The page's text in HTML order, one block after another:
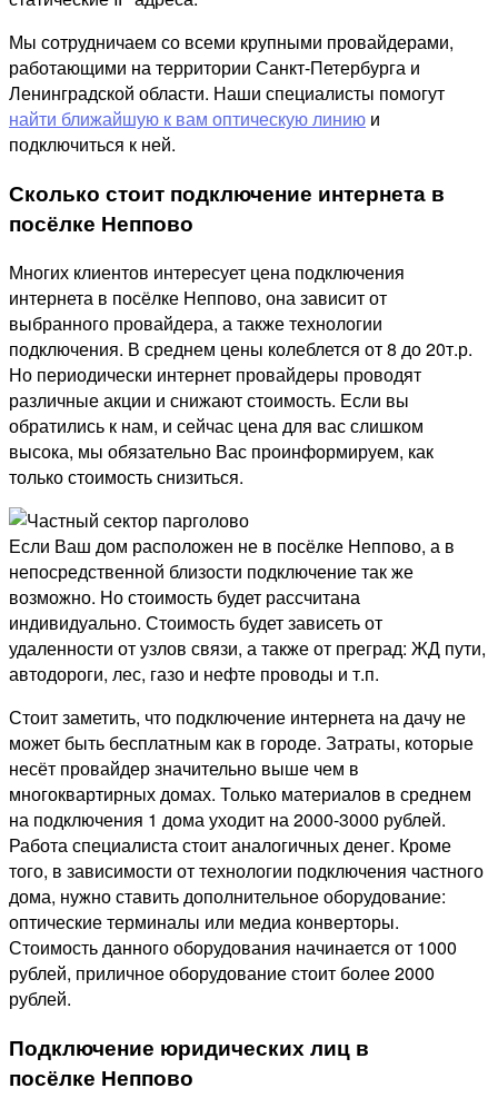
Мы сотрудничаем со всеми крупными провайдерами,
работающими на территории Санкт-Петербурга и
Ленинградской области. Наши специалисты помогут
найти ближайшую к вам оптическую линию и
подключиться к ней.
Сколько стоит подключение интернета в
посёлке Неппово
Многих клиентов интересует цена подключения
интернета в посёлке Неппово, она зависит от
выбранного провайдера, а также технологии
подключения. В среднем цены колеблется от 8 до 20т.р.
Но периодически интернет провайдеры проводят
различные акции и снижают стоимость. Если вы
обратились к нам, и сейчас цена для вас слишком
высока, мы обязательно Вас проинформируем, как
только стоимость снизиться.
Если Ваш дом расположен не в посёлке Неппово, а в
непосредственной близости подключение так же
возможно. Но стоимость будет рассчитана
индивидуально. Стоимость будет зависеть от
удаленности от узлов связи, а также от преград: ЖД пути,
автодороги, лес, газо и нефте проводы и т.п.
Стоит заметить, что подключение интернета на дачу не
может быть бесплатным как в городе. Затраты, которые
несёт провайдер значительно выше чем в
многоквартирных домах. Только материалов в среднем
на подключения 1 дома уходит на 2000-3000 рублей.
Работа специалиста стоит аналогичных денег. Кроме
того, в зависимости от технологии подключения частного
дома, нужно ставить дополнительное оборудование:
оптические терминалы или медиа конверторы.
Стоимость данного оборудования начинается от 1000
рублей, приличное оборудование стоит более 2000
рублей.
Подключение юридических лиц в
посёлке Неппово